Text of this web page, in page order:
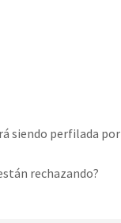
perfilada
rechazando?⁣